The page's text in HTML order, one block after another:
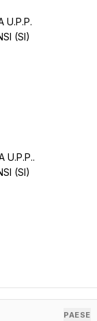
U.P.P.
(SI)
U.P.P..
(SI)
PAESE